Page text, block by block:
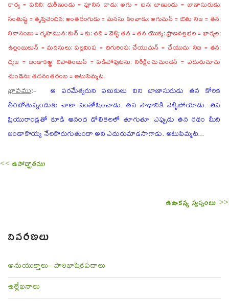
కార్య = పనిని; ధురీణుండు = పూనిన వాడు; అగు = ఐన; బాణుండు = బాణాసురుడు;
సంతుష్ట = తృప్తిచెందిన; అంతరంగుడు = మనసు కలవాడు; అగుచున్ = ఔతు; నిజ = తన;
నివాసంబు = గృహమున; కున్ = కు; చని = వెళ్ళి; తన = తన యొక్క; ప్రాణవల్లభల = భార్యల;
ఉల్లంబులున్ = మనసులు; పల్లవింప = చిగురింప; చేయుచున్ = చేయుచు; నిజ = తన;
ధ్వజ = జండాకఱ్ఱ; నిపాతంబున్ = పడిపోవుటను; నిరీక్షించుచుండెన్ = ఎదురుచూచు
చుండెను; తదనంతరంబ = అటుపిమ్మట.
భావము:-
ఆ పరమేశ్వరుని పలుకులు విని బాణాసురుడు తన కోరిక
తీరబోతున్నందుకు చాలా సంతోషించాడు. తన సౌధానికి వెళ్ళిపోయాడు. తన
ప్రియురాండ్రతో కూడి ఆనంద డోలికలలో తూగుతూ, ఎప్పుడు తన రథం మీది
జండాకొయ్య నేలకొరుగుతుందా అని ఎదురుచూడసాగాడు. అటుపిమ్మట...
<< ఉపోద్ఘాతము
ఉషాకన్య స్వప్నంబు >>
వివరణలు
అనుయుక్తాలు- పారిభాషికపదాలు
ఉల్లేఖనాలు